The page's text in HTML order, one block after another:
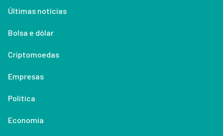
Últimas notícias
Bolsa e dólar
Criptomoedas
Empresas
Política
Economia